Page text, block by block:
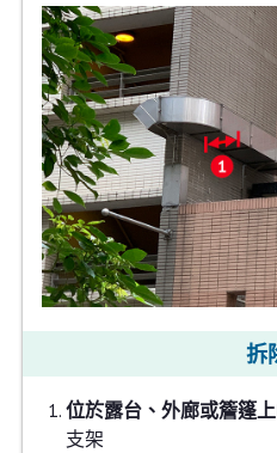
拆
位於露台、外廊或簷篷上
支架